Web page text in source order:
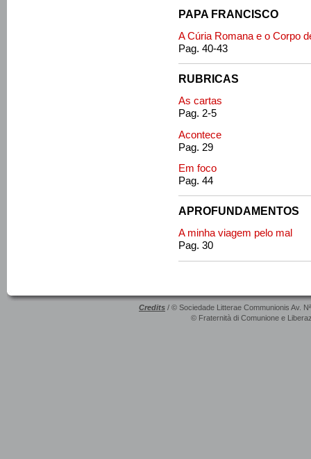
PAPA FRANCISCO
A Cúria Romana e o Corpo
Pag. 40-43
RUBRICAS
As cartas
Pag. 2-5
Acontece
Pag. 29
Em foco
Pag. 44
APROFUNDAMENTOS
A minha viagem pelo mal
Pag. 30
Credits / © Sociedade Litterae Communionis Av.
© Fraternità di Comunione e